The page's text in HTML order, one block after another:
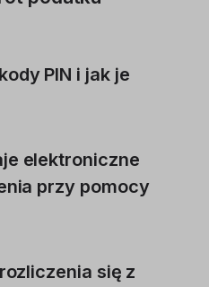
PIN i jak je
elektroniczne
przy pomocy
się z